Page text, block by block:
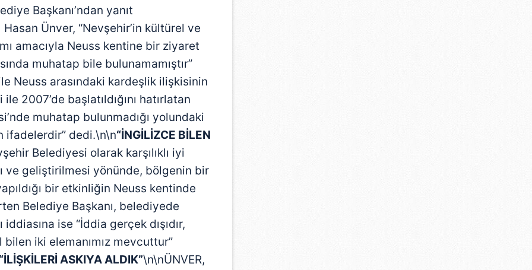
Başkanı’ndan yanıt
Ünver, “Nevşehir’in kültürel ve
amacıyla Neuss kentine bir ziyaret
muhatap bile bulunamamıştır”
Neuss arasındaki kardeşlik ilişkisinin
2007’de başlatıldığını hatırlatan
muhatap bulunmadığı yolundaki
ifadelerdir” dedi.\n\n“İNGİLİZCE BİLEN
Belediyesi olarak karşılıklı iyi
ve geliştirilmesi yönünde, bölgenin bir
bir etkinliğin Neuss kentinde
Belediye Başkanı, belediyede
ise “İddia gerçek dışıdır,
iki elemanımız mevcuttur”
“İLİŞKİLERİ ASKIYA ALDIK”\n\nÜNVER,